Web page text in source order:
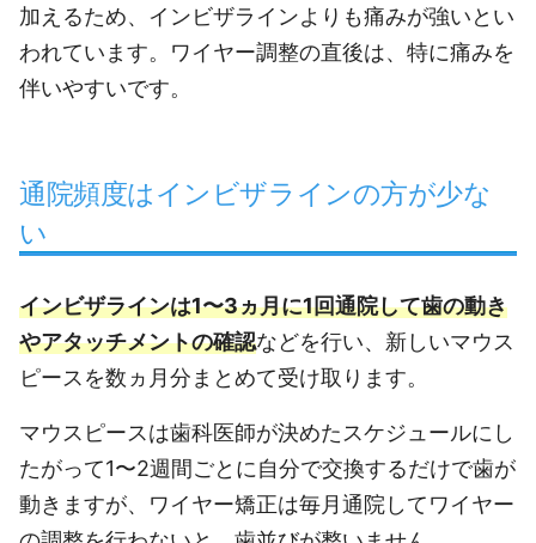
加えるため、インビザラインよりも痛みが強いとい
われています。ワイヤー調整の直後は、特に痛みを
伴いやすいです。
通院頻度はインビザラインの方が少な
い
インビザラインは1〜3ヵ月に1回通院して歯の動き
やアタッチメントの確認などを行い、新しいマウス
ピースを数ヵ月分まとめて受け取ります。
マウスピースは歯科医師が決めたスケジュールにし
たがって1〜2週間ごとに自分で交換するだけで歯が
動きますが、ワイヤー矯正は毎月通院してワイヤー